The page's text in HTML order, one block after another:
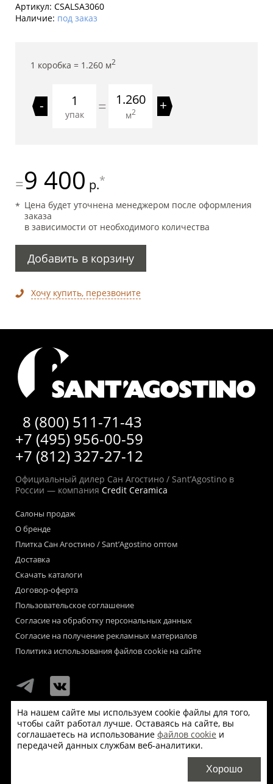
Артикул: CSALSA3060
Наличие: под заказ
1 коробка = 1.260 м2
-
упак = 1.260
м2 +
=9 400 р.*
Цена будет уточнена менеджером после оформления
заказа
в зависимости от необходимого количества
Добавить в корзину
Хочу купить, перезвоните
8 (800) 511-71-43
+7 (495) 956-00-59
+7 (812) 327-27-12
Официальный дилер Сан Агостино / Sant’Agostino в
России — компания Credit Ceramica
Салоны продаж
О бренде
Плитка Сан Агостино / Sant’Agostino оптом
Доставка
Скачать каталоги
Договор-оферта
Пользовательское соглашение
Согласие на обработку персональных данных
Согласие на получение рекламных материалов
Политика использования файлов cookie на сайте
Мы используем файлы «cookie» для функционирования сайта.
Если Вас это не устраивает, пожалуйста, покиньте сайт.
На нашем сайте мы используем cookie файлы для того,
чтобы сайт работал лучше. Оставаясь на сайте, вы
соглашаетесь на использование файлов cookie и
передачей данных службам веб-аналитики.
Хорошо